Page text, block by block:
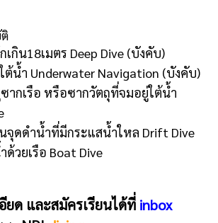
เกิน18เมตร Deep Dive (บังคับ)
ต้น้ำ Underwater Navigation (บังคับ)
ากเรือ หรือซากวัตถุที่จมอยู่ใต้น้ำ
จุดดำน้ำที่มีกระแสน้ำใหล Drift Dive
ด้วยเรือ Boat Dive
ยด และสมัครเรียนได้ที่ inbox